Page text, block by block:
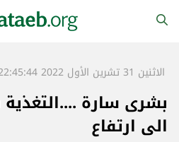
الاثنين 31 تشرين الأول 2022 22:45:44
بشرى سارة ....التغذية
الى ارتفاع